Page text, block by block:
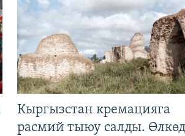
Кыргызстан кремацияга
расмий тыюу салды.